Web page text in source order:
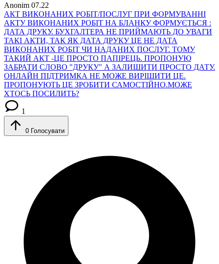
Anonim 07.22
АКТ ВИКОНАНИХ РОБІТ/ПОСЛУГ ПРИ ФОРМУВАННІ
АКТУ ВИКОНАНИХ РОБІТ НА БЛАНКУ ФОРМУЄТЬСЯ :
ДАТА ДРУКУ. БУХГАЛТЕРА НЕ ПРИЙМАЮТЬ ДО УВАГИ
ТАКІ АКТИ, ТАК ЯК ДАТА ДРУКУ ЦЕ НЕ ДАТА
ВИКОНАНИХ РОБІТ ЧИ НАДАНИХ ПОСЛУГ. ТОМУ
ТАКИЙ АКТ -ЦЕ ПРОСТО ПАПІРЕЦЬ. ПРОПОНУЮ
ЗАБРАТИ СЛОВО "ДРУКУ" А ЗАЛИШИТИ ПРОСТО ДАТУ.
ОНЛАЙН ПІДТРИМКА НЕ МОЖЕ ВИРІШИТИ ЦЕ.
ПРОПОНУЮТЬ ЦЕ ЗРОБИТИ САМОСТІЙНО.МОЖЕ
ХТОСЬ ПОСИЛИТЬ?
1
0 Голосувати